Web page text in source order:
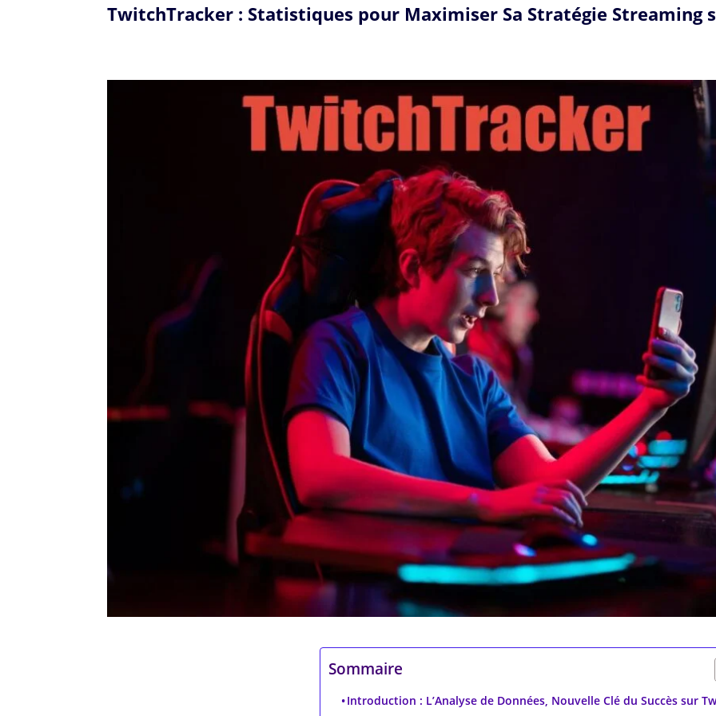
TwitchTracker : Statistiques pour Maximiser Sa Stratégie Streaming
Sommaire
Introduction : L’Analyse de Données, Nouvelle Clé du Succès sur